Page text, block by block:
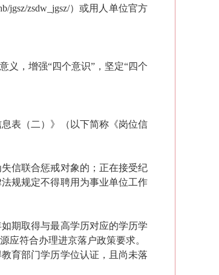
jgsz/zsdw_jgsz/）或用人单位官方
义， 增强“四个意识”，坚定“四个
表（二）》（以下简称《岗位信
信联合惩戒对象的；正在接受纪
规规定不得聘用为事业单位工作
如期取得与最高学历对应的学历学
应符合办理进京落户政策要求。
育部门学历学位认证，且尚未落